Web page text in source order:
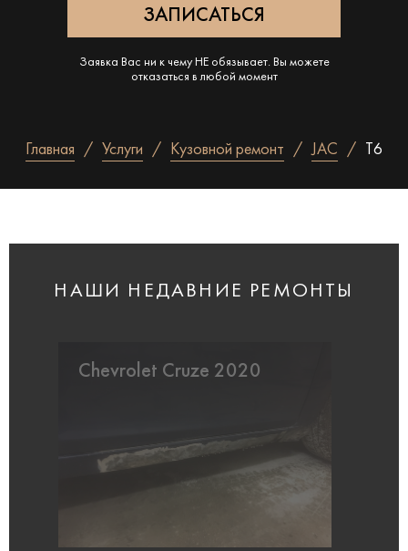
Заявка Вас ни к чему НЕ обязывает. Вы можете
отказаться в любой момент
Главная Услуги Кузовной ремонт JAC T6
НАШИ НЕДАВНИЕ РЕМОНТЫ
Chevrolet Cruze 2020